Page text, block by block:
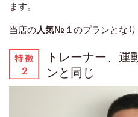
ます。
当店の人気№１のプランとなり
トレーナー、運
ンと同じ